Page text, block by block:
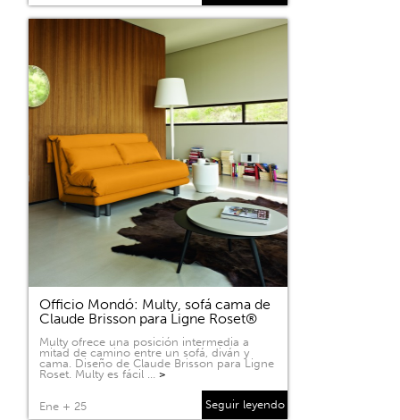
Officio Mondó: Multy, sofá cama de
Claude Brisson para Ligne Roset®
Multy ofrece una posición intermedia a
mitad de camino entre un sofá, diván y
cama. Diseño de Claude Brisson para Ligne
Roset. Multy es fácil … >
Ene + 25 Seguir leyendo